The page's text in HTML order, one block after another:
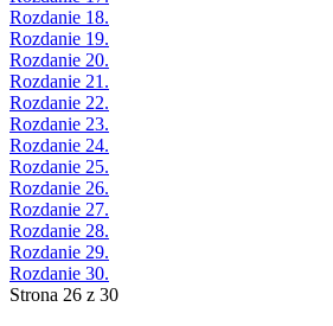
Rozdanie 18.
Rozdanie 19.
Rozdanie 20.
Rozdanie 21.
Rozdanie 22.
Rozdanie 23.
Rozdanie 24.
Rozdanie 25.
Rozdanie 26.
Rozdanie 27.
Rozdanie 28.
Rozdanie 29.
Rozdanie 30.
Strona 26 z 30